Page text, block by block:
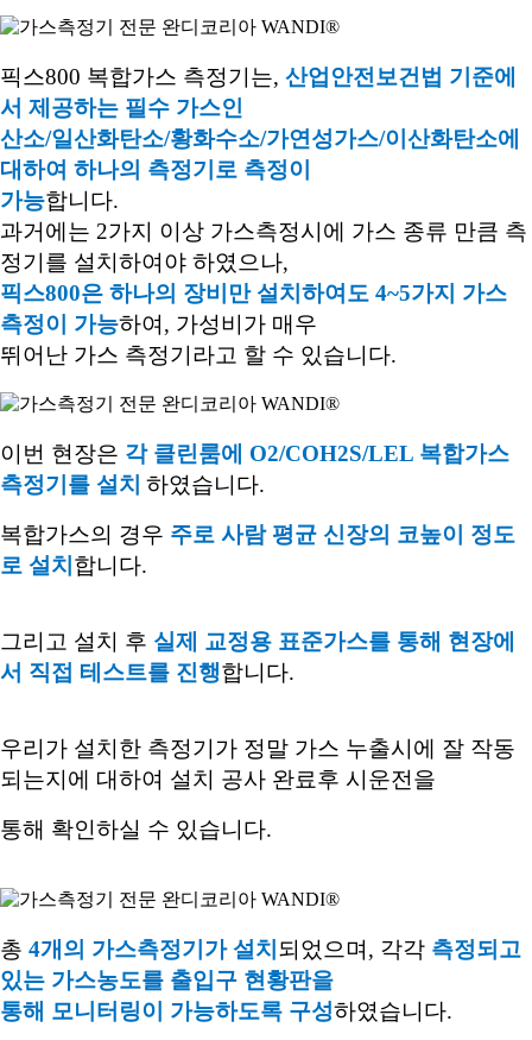
픽스800 복합가스 측정기는, 산업안전보건법 기준에
서 제공하는 필수 가스인
산소/일산화탄소/황화수소/가연성가스/이산화탄소에
대하여 하나의 측정기로 측정이
가능합니다.
과거에는 2가지 이상 가스측정시에 가스 종류 만큼 측
정기를 설치하여야 하였으나,
픽스800은 하나의 장비 만 설치하여도 4~5가지 가스
측정이 가능하여, 가성비가 매우
뛰어난 가스 측정기라고 할 수 있습니다.
이번 현장은 각 클린룸에 O2/COH2S/LEL 복합가스
측정기를 설치 하였습니다.
복합가스의 경우 주로 사람 평균 신장의 코높이 정도
로 설치 합니다.
그리고 설치 후 실제 교정용 표준가스를 통해 현장에
서 직접 테스트를 진행합니다.
우리가 설치한 측정기가 정말 가스 누출시에 잘 작동
되는지에 대하여 설치 공사 완료후 시운전을
통해 확인하실 수 있습니다.
총 4개의 가스측정기가 설치 되었으며, 각각 측정되고
있는 가스농도를 출입구 현황판을
통해 모니터링이 가능하도록 구성하였습니다.